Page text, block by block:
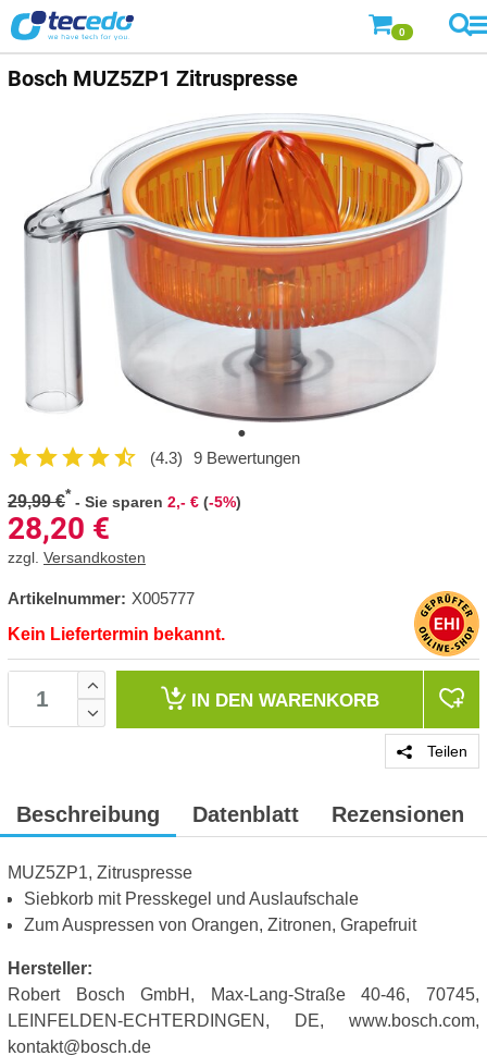
0
Bosch MUZ5ZP1 Zitruspresse
(4.3) 9 Bewertungen
29,99 €* - Sie sparen 2,- € (-5%)
28,20 €
zzgl. Versandkosten
Artikelnummer: X005777
Kein Liefertermin bekannt.
IN DEN WARENKORB
Teilen
Beschreibung Datenblatt Rezensionen
MUZ5ZP1, Zitruspresse
Siebkorb mit Presskegel und Auslaufschale
Zum Auspressen von Orangen, Zitronen, Grapefruit
Hersteller:
Robert Bosch GmbH, Max-Lang-Straße 40-46, 70745,
LEINFELDEN-ECHTERDINGEN, DE, www.bosch.com,
kontakt@bosch.de